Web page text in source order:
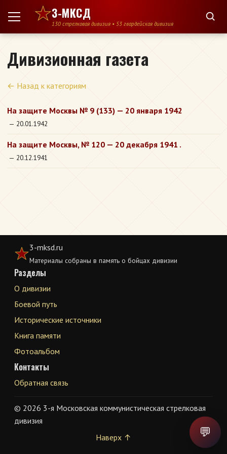
Перейти к содержимому
3-МКСД
130 стрелковая дивизия • 53 гвардейская дивизия
Дивизионная газета
← Назад к категориям
На защите Москвы № 9 (133) — 20 января 1942
— 20.01.1942
На защите Москвы, № 120 — 20 декабря 1941 .
— 20.12.1941
3-mksd.ru
Материалы собраны в память о бойцах дивизии
Разделы
О дивизии
Боевой путь
Исторические источники
Книга памяти
Фотоальбом
Контакты
Обратная связь
© 2026 3-я Московская коммунистическая стрелковая
дивизия
Наверх ↑
💬